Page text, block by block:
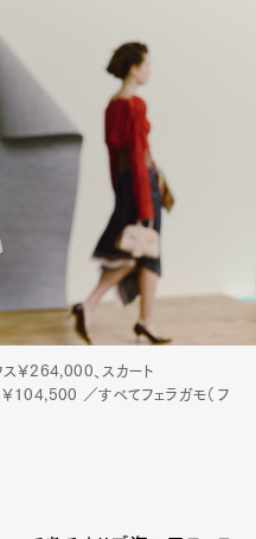
￥264,000、スカート
104,500 ／すべてフェラガモ（フ